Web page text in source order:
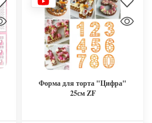
Форма для торта "Цифра"
25см ZF